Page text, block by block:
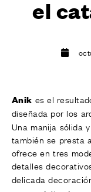
ACABADOS
SISTEMAS
SERVICIOS
CONTACTOS
el
Anik es el
diseñada por los
Una manija sólida
también se presta
ofrece en tres
detalles
delicada